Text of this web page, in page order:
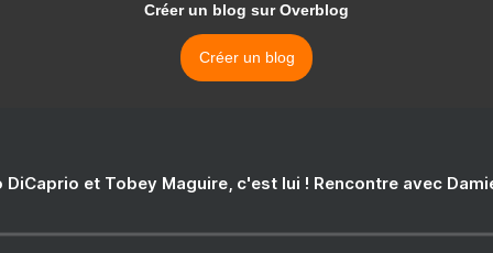
Créer un blog sur Overblog
Créer un blog
DiCaprio et Tobey Maguire, c'est lui ! Rencontre avec